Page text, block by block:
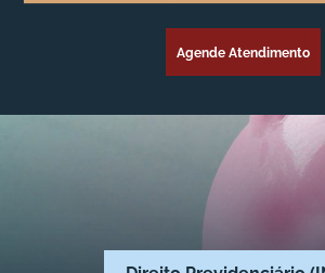
Agende Atendimento